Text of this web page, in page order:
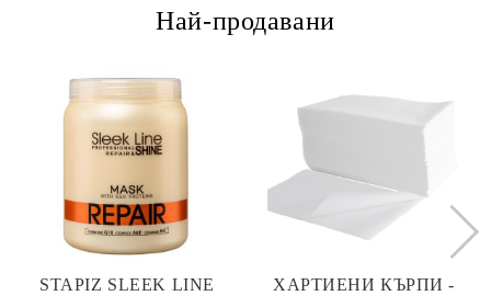
Най-продавани
STAPIZ SLEEK LINE
ХАРТИЕНИ КЪРПИ -